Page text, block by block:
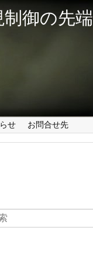
御の先端
せ お問合せ先